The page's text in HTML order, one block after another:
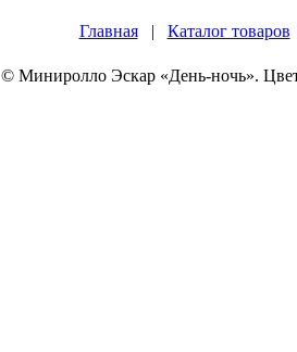
Главная| Каталог товаров
© Миниролло Эскар «День-ночь».